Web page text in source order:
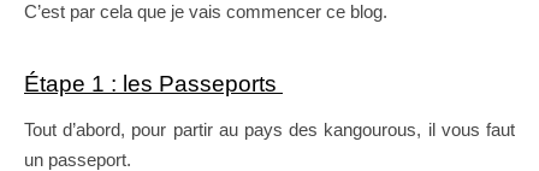
C’est par cela que je vais commencer ce blog.
Étape 1 : les Passeports
Tout d’abord, pour partir au pays des kangourous, il vous faut
un passeport.